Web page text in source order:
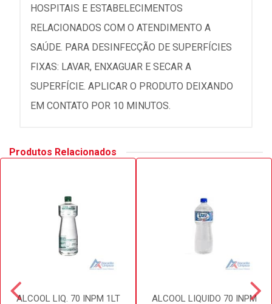
HOSPITAIS E ESTABELECIMENTOS
RELACIONADOS COM O ATENDIMENTO A
SAÚDE. PARA DESINFECÇÃO DE SUPERFÍCIES
FIXAS: LAVAR, ENXAGUAR E SECAR A
SUPERFÍCIE. APLICAR O PRODUTO DEIXANDO
EM CONTATO POR 10 MINUTOS.
Produtos Relacionados
ALCOOL LIQ. 70 INPM 1LT ALCOOL LIQUIDO 70 INPM